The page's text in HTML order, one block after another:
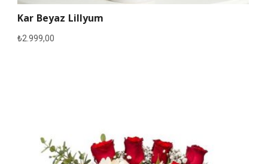
Kar Beyaz Lillyum
₺2.999,00